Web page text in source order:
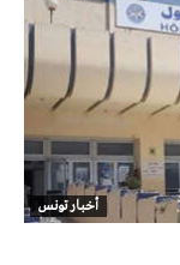
أخبار تونس